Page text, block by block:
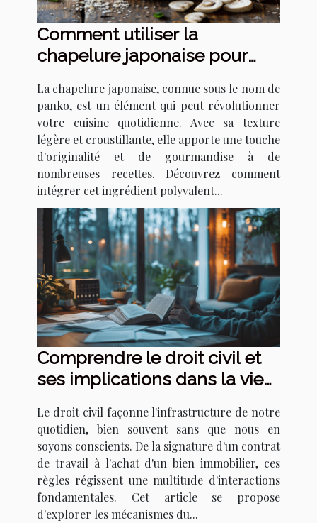
Comment utiliser la
chapelure japonaise pour
La chapelure japonaise, connue sous le nom de
panko, est un élément qui peut révolutionner
votre cuisine quotidienne. Avec sa texture
légère et croustillante, elle apporte une touche
d'originalité et de gourmandise à de
nombreuses recettes. Découvrez comment
intégrer cet ingrédient polyvalent...
Comprendre le droit civil et
ses implications dans la vie
Le droit civil façonne l'infrastructure de notre
quotidien, bien souvent sans que nous en
soyons conscients. De la signature d'un contrat
de travail à l'achat d'un bien immobilier, ces
règles régissent une multitude d'interactions
fondamentales. Cet article se propose
d'explorer les mécanismes du...